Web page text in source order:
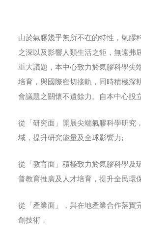
由於氣膠幾乎無所不在的特性，氣膠
之深以及影響人類生活之鉅，無遠弗
重大議題，本中心致力於氣膠科學尖
培育，與國際密切接軌，同時積極深
會議題之關懷不遺餘力。自本中心設
從「研究面」開展尖端氣膠科學研究
域，提升研究能量及全球影響力;
從「教育面」積極致力於氣膠科學及
普教育推廣及人才培育，提升全民環
從「產業面」，與在地產業合作落實
創技術，